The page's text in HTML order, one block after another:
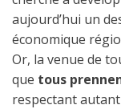
aujourd’hui un
économique
Or, la venue de
que tous
respectant autant